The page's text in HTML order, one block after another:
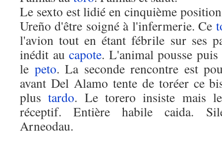
Le sexto est lidié en cinquième
Ureño d'être soigné à l'infermerie. Ce
l'avion tout en étant fébrile sur ses
inédit au capote. L'animal pousse
le peto. La seconde rencontre est
avant Del Alamo tente de toréer ce
plustardo. Le torero insiste mais
réceptif. Entière habile caida.
Arneodau.